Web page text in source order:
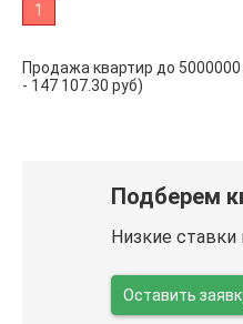
1
Продажа квартир до
- 147 107.30 руб)
Подберем
Низкие
Оставить